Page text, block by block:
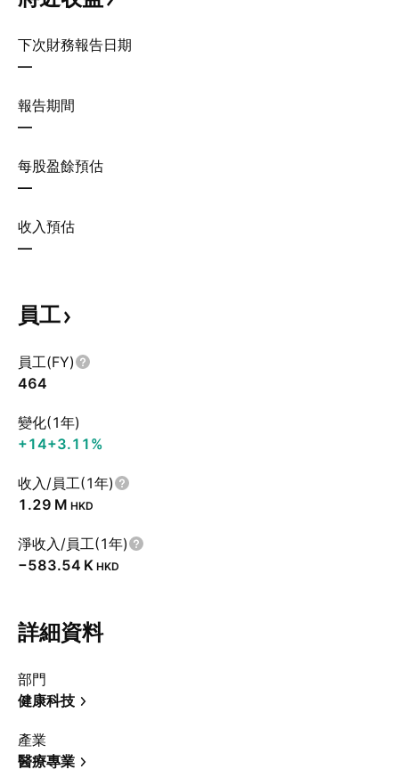
下次財務報告日期
—
報告期間
—
每股盈餘預估
—
收入預估
—
員工
員工(FY)
464
變化(1年)
+14+3.11%
收入/員工(1年)
‪1.29 M‬ HKD
淨收入/員工(1年)
‪−583.54 K‬ HKD
詳細資料
部門
健康科技
產業
醫療專業